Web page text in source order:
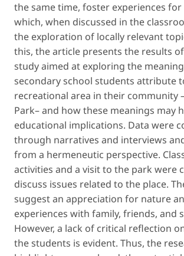
the same time, foster experiences
which, when discussed in the
the exploration of locally relevant
this, the article presents the results
study aimed at exploring the
secondary school students attribute
recreational area in their community
Park– and how these meanings may
educational implications. Data were
through narratives and interviews
from a hermeneutic perspective.
activities and a visit to the park were
discuss issues related to the place.
suggest an appreciation for nature
experiences with family, friends, and
However, a lack of critical reflection
the students is evident. Thus, the